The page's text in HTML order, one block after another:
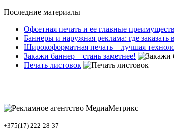
Последние материалы
Офсетная печать и ее главные
Баннеры и наружная реклама: где заказать
Широкоформатная печать – лучшая
Закажи баннер – стань заметнее!
Печать листовок
+375(17) 222-28-37